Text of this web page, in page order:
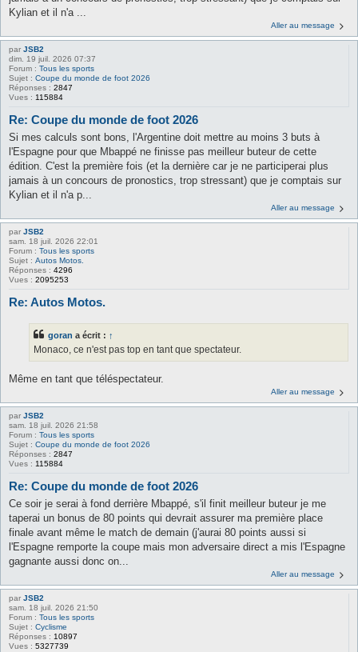
Kylian et il n'a ...
Aller au message
par JSB2
dim. 19 juil. 2026 07:37
Forum : Tous les sports
Sujet : Coupe du monde de foot 2026
Réponses : 2847
Vues : 115884
Re: Coupe du monde de foot 2026
Si mes calculs sont bons, l'Argentine doit mettre au moins 3 buts à
l'Espagne pour que Mbappé ne finisse pas meilleur buteur de cette
édition. C'est la première fois (et la dernière car je ne participerai plus
jamais à un concours de pronostics, trop stressant) que je comptais sur
Kylian et il n'a p...
Aller au message
par JSB2
sam. 18 juil. 2026 22:01
Forum : Tous les sports
Sujet : Autos Motos.
Réponses : 4296
Vues : 2095253
Re: Autos Motos.
goran a écrit : ↑
Monaco, ce n'est pas top en tant que spectateur.
Même en tant que téléspectateur.
Aller au message
par JSB2
sam. 18 juil. 2026 21:58
Forum : Tous les sports
Sujet : Coupe du monde de foot 2026
Réponses : 2847
Vues : 115884
Re: Coupe du monde de foot 2026
Ce soir je serai à fond derrière Mbappé, s'il finit meilleur buteur je me
taperai un bonus de 80 points qui devrait assurer ma première place
finale avant même le match de demain (j'aurai 80 points aussi si
l'Espagne remporte la coupe mais mon adversaire direct a mis l'Espagne
gagnante aussi donc on...
Aller au message
par JSB2
sam. 18 juil. 2026 21:50
Forum : Tous les sports
Sujet : Cyclisme
Réponses : 10897
Vues : 5327739